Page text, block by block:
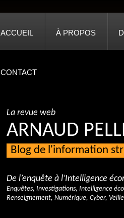
ACCUEIL À PROPOS
CONTACT
La revue web
ARNAUD
Blog de l'information
De l’enquête à l’Intelligence
Enquêtes, Investigations, Intelligence
Renseignement, Numérique, Cyber,